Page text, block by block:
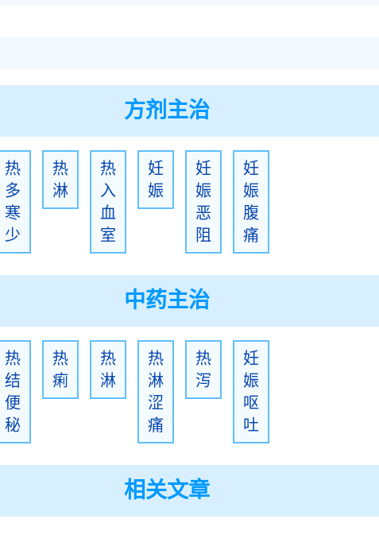
方剂主治
热
多
寒
少
热
淋
热
入
血
室
妊
娠
妊
娠
恶
阻
妊
娠
腹
痛
中药主治
热
结
便
秘
热
痢
热
淋
热
淋
涩
痛
热
泻
妊
娠
呕
吐
相关文章